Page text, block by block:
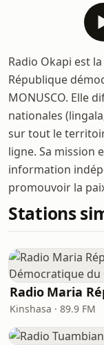
Radio Okapi est
République
MONUSCO. Elle
nationales
sur tout le
ligne. Sa mission
information
promouvoir la
Stations
Kinshasa · 89.9 FM